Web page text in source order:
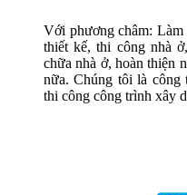
Với phương châm:
thiết kế, thi công nhà
chữa nhà ở, hoàn thiện
nữa. Chúng tôi là
thi công công trình xây